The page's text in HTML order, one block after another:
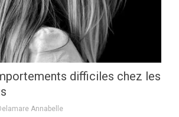
difficiles chez les
Annabelle